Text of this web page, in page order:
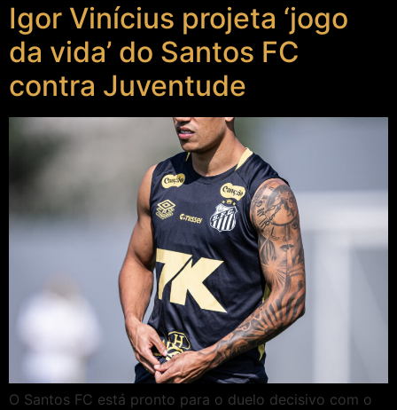
Igor Vinícius projeta ‘jogo
da vida’ do Santos FC
contra Juventude
O Santos FC está pronto para o duelo decisivo com o